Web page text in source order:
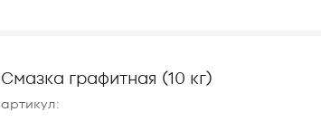
Смазка графитная (10 кг)
артикул: